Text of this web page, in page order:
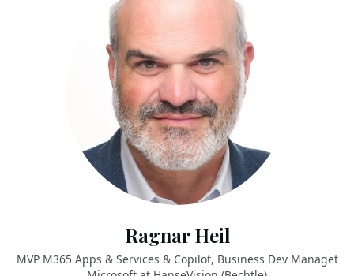
Ragnar Heil
MVP M365 Apps & Services & Copilot, Business Dev Managet